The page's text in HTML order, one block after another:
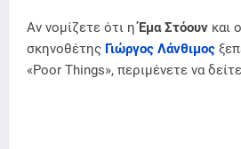
Αν νομίζετε ότι ηΈμα Στόουν και
σκηνοθέτης Γιώργος Λάνθιμος
«Poor Things», περιμένετε να